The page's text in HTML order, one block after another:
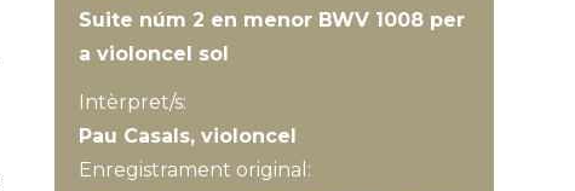
Suite núm 2 en menor BWV 1008 per
a violoncel sol
Intèrpret/s:
Pau Casals, violoncel
Enregistrament original: